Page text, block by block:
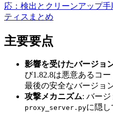
応：検出とクリーンアップ手
ティス まとめ
主要要点
影響を受けたバージョ
び1.82.8は悪意あるコ
最後の安全なバージョ
攻撃メカニズム: バージ
proxy_server.pyに隠し